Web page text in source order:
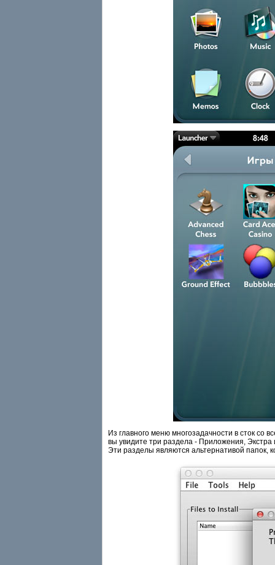
Из главного меню многозадачности в сток со
вы увидите три раздела - Приложения,
Эти разделы являются альтернативой папок,